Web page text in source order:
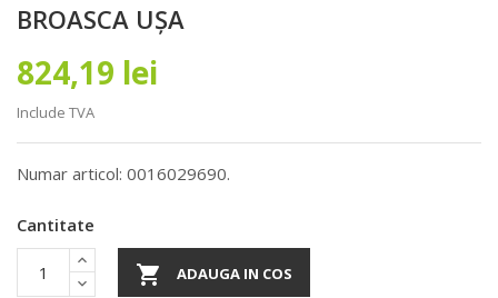
BROASCA UȘA
824,19 lei
Include TVA
Numar articol: 0016029690.
Cantitate
 ADAUGA IN COS